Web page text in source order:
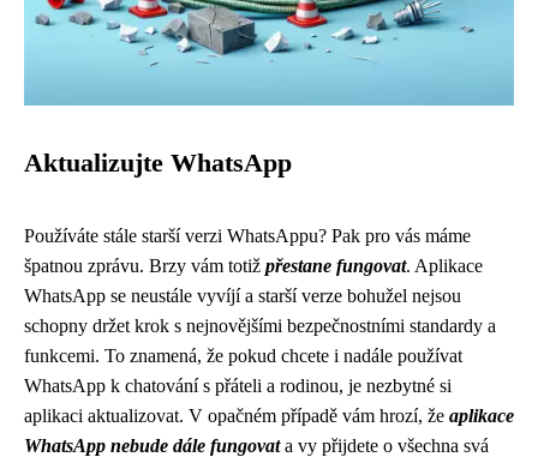
Aktualizujte WhatsApp
Používáte stále starší verzi WhatsAppu? Pak pro vás máme
špatnou zprávu. Brzy vám totiž přestane fungovat. Aplikace
WhatsApp se neustále vyvíjí a starší verze bohužel nejsou
schopny držet krok s nejnovějšími bezpečnostními standardy a
funkcemi. To znamená, že pokud chcete i nadále používat
WhatsApp k chatování s přáteli a rodinou, je nezbytné si
aplikaci aktualizovat. V opačném případě vám hrozí, že aplikace
WhatsApp nebude dále fungovata vy přijdete o všechna svá